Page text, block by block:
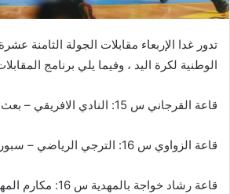
تدور غدا الإربعاء مقابلات الجولة الثامنة
الوطنية لكرة اليد ، وفيما يلي برنامج
قاعة القرجاني س 15: النادي الافريقي – بعث بني خيار
قاعة الزواوي س 16: الترجي الرياضي – سبورتينغ المكنين
قاعة رشاد خواجة بالمهدية س 16: مكارم المهدية – النجم الساحلي